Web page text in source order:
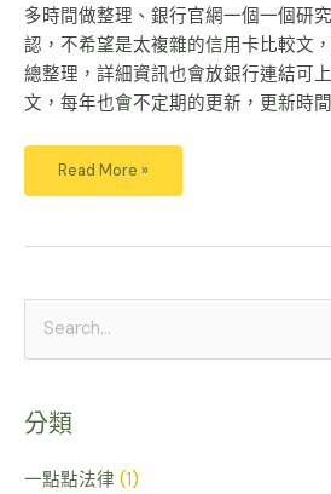
多時間做整理、銀行官網一個一個研
認，不希望是太複雜的信用卡比較文
總整理，詳細資訊也會放銀行連結可
文，每年也會不定期的更新，更新時
Read More »
鍵
字
分類
一點點法律 (1)